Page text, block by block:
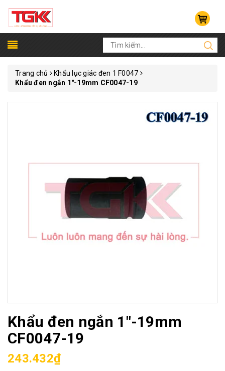
Trang chủ
Khẩu lục giác đen 1 F0047
Khẩu đen ngắn 1"-19mm CF0047-19
Khẩu đen ngắn 1"-19mm
CF0047-19
243.432₫